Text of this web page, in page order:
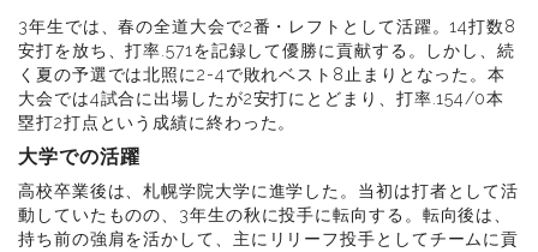
3年生では、春の全道大会で2番・レフトとして活躍。14打数8
安打を放ち、打率.571を記録して優勝に貢献する。しかし、続
く夏の予選では北照に2-4で敗れベスト8止まりとなった。本
大会では4試合に出場したが2安打にとどまり、打率.154/0本
塁打2打点という成績に終わった。
大学での活躍
高校卒業後は、札幌学院大学に進学した。当初は打者として活
動していたものの、3年生の秋に投手に転向する。転向後は、
持ち前の強肩を活かして、主にリリーフ投手としてチームに貢